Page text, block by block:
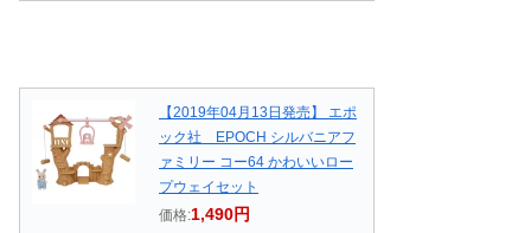
【2019年04月13日発売】 エポ
ック社 EPOCH シルバニアフ
ァミリー コー64 かわいいロー
プウェイセット
価格:1,490円